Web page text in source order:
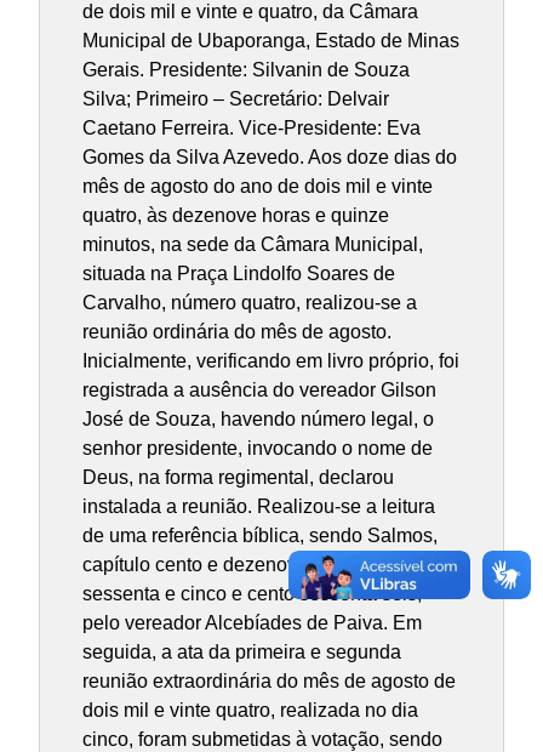
de dois mil e vinte e quatro, da Câmara
Municipal de Ubaporanga, Estado de Minas
Gerais. Presidente: Silvanin de Souza
Silva; Primeiro – Secretário: Delvair
Caetano Ferreira. Vice-Presidente: Eva
Gomes da Silva Azevedo. Aos doze dias do
mês de agosto do ano de dois mil e vinte
quatro, às dezenove horas e quinze
minutos, na sede da Câmara Municipal,
situada na Praça Lindolfo Soares de
Carvalho, número quatro, realizou-se a
reunião ordinária do mês de agosto.
Inicialmente, verificando em livro próprio, foi
registrada a ausência do vereador Gilson
José de Souza, havendo número legal, o
senhor presidente, invocando o nome de
Deus, na forma regimental, declarou
instalada a reunião. Realizou-se a leitura
de uma referência bíblica, sendo Salmos,
capítulo cento e dezenove, versículos cento
sessenta e cinco e cento sessenta seis,
pelo vereador Alcebíades de Paiva. Em
seguida, a ata da primeira e segunda
reunião extraordinária do mês de agosto de
dois mil e vinte quatro, realizada no dia
cinco, foram submetidas à votação, sendo